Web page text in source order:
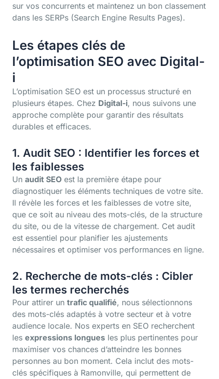
sur vos concurrents et maintenez un bon classement
dans les SERPs (Search Engine Results Pages).
Les étapes clés de
l’optimisation SEO avec Digital-
i
L’optimisation SEO est un processus structuré en
plusieurs étapes. Chez Digital-i, nous suivons une
approche complète pour garantir des résultats
durables et efficaces.
1. Audit SEO : Identifier les forces et
les faiblesses
Un audit SEO est la première étape pour
diagnostiquer les éléments techniques de votre site.
Il révèle les forces et les faiblesses de votre site,
que ce soit au niveau des mots-clés, de la structure
du site, ou de la vitesse de chargement. Cet audit
est essentiel pour planifier les ajustements
nécessaires et optimiser vos performances en ligne.
2. Recherche de mots-clés : Cibler
les termes recherchés
Pour attirer un trafic qualifié, nous sélectionnons
des mots-clés adaptés à votre secteur et à votre
audience locale. Nos experts en SEO recherchent
les expressions longues les plus pertinentes pour
maximiser vos chances d’atteindre les bonnes
personnes au bon moment. Cela inclut des mots-
clés spécifiques à Ramonville, qui permettent de